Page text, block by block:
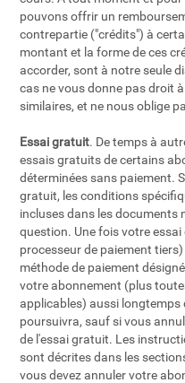
pouvons offrir un
contrepartie ("crédits") à
montant et la forme de ces
accorder, sont à notre seule
cas ne vous donne pas droit
similaires, et ne nous oblige
Essai gratuit. De temps à
essais gratuits de certains
déterminées sans paiement.
gratuit, les conditions
incluses dans les documents
question. Une fois votre
processeur de paiement
méthode de paiement
votre abonnement (plus
applicables) aussi longtemps
poursuivra, sauf si vous
de l'essai gratuit. Les
sont décrites dans les
vous devez annuler votre